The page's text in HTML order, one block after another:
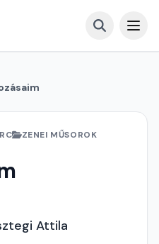
ZENEI MŰSOROK
Attila